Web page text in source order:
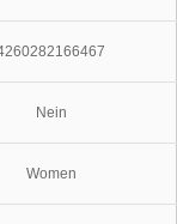
Nein
Women